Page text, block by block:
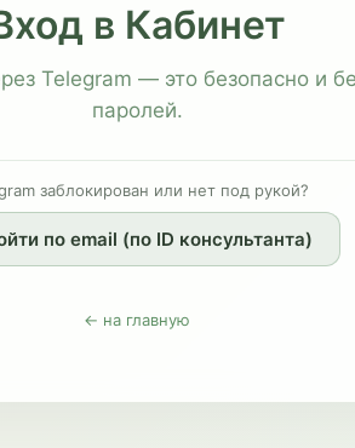
в Кабинет
Telegram — это безопасно и
паролей.
заблокирован или нет под рукой?
по email (по ID консультанта)
← на главную